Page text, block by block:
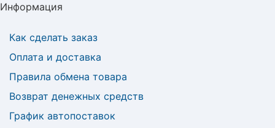
Информация
Как сделать заказ
Оплата и доставка
Правила обмена товара
Возврат денежных средств
График автопоставок